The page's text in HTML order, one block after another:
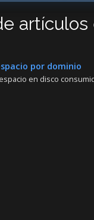
por dominio
en disco